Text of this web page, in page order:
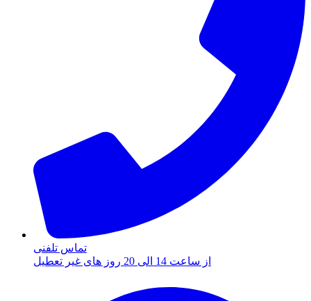
تماس تلفنی
از ساعت 14 الی 20 روز های غیر تعطیل